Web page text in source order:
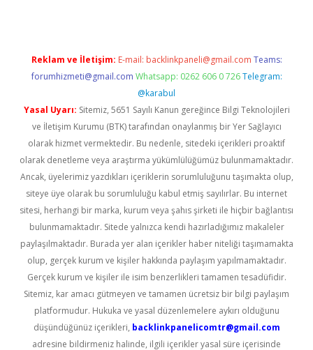
Reklam ve İletişim: E-mail: backlinkpaneli@gmail.com Teams:
forumhizmeti@gmail.com Whatsapp: 0262 606 0 726 Telegram:
@karabul
Yasal Uyarı: Sitemiz, 5651 Sayılı Kanun gereğince Bilgi Teknolojileri
ve İletişim Kurumu (BTK) tarafından onaylanmış bir Yer Sağlayıcı
olarak hizmet vermektedir. Bu nedenle, sitedeki içerikleri proaktif
olarak denetleme veya araştırma yükümlülüğümüz bulunmamaktadır.
Ancak, üyelerimiz yazdıkları içeriklerin sorumluluğunu taşımakta olup,
siteye üye olarak bu sorumluluğu kabul etmiş sayılırlar. Bu internet
sitesi, herhangi bir marka, kurum veya şahıs şirketi ile hiçbir bağlantısı
bulunmamaktadır. Sitede yalnızca kendi hazırladığımız makaleler
paylaşılmaktadır. Burada yer alan içerikler haber niteliği taşımamakta
olup, gerçek kurum ve kişiler hakkında paylaşım yapılmamaktadır.
Gerçek kurum ve kişiler ile isim benzerlikleri tamamen tesadüfidir.
Sitemiz, kar amacı gütmeyen ve tamamen ücretsiz bir bilgi paylaşım
platformudur. Hukuka ve yasal düzenlemelere aykırı olduğunu
düşündüğünüz içerikleri, backlinkpanelicomtr@gmail.com
adresine bildirmeniz halinde, ilgili içerikler yasal süre içerisinde